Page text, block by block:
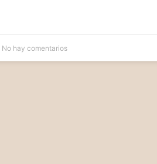
No hay comentarios